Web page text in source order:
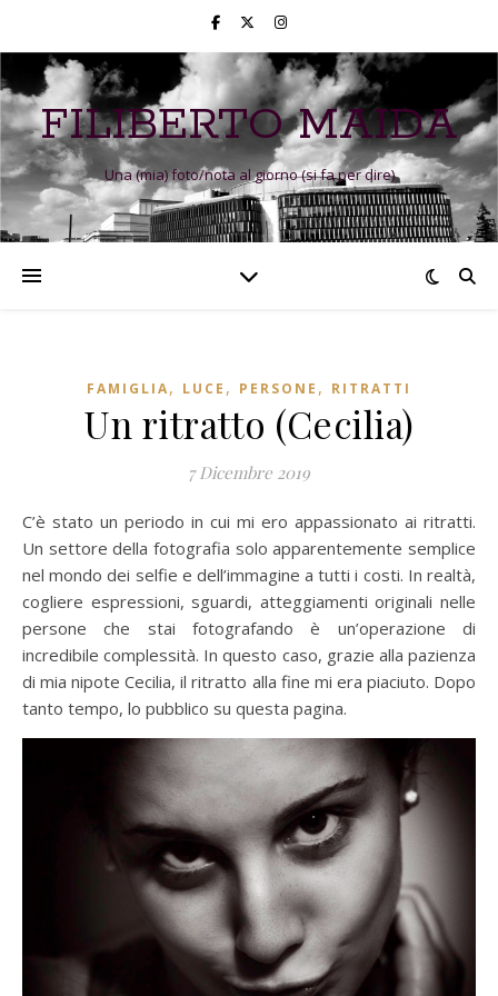
FILIBERTO MAIDA
Una (mia) foto/nota al giorno (si fa per dire)
FAMIGLIA, LUCE , PERSONE , RITRATTI
Un ritratto (Cecilia)
7 Dicembre 2019
C’è stato un periodo in cui mi ero appassionato ai ritratti.
Un settore della fotografia solo apparentemente semplice
nel mondo dei selfie e dell’immagine a tutti i costi. In realtà,
cogliere espressioni, sguardi, atteggiamenti originali nelle
persone che stai fotografando è un’operazione di
incredibile complessità. In questo caso, grazie alla pazienza
di mia nipote Cecilia, il ritratto alla fine mi era piaciuto. Dopo
tanto tempo, lo pubblico su questa pagina.